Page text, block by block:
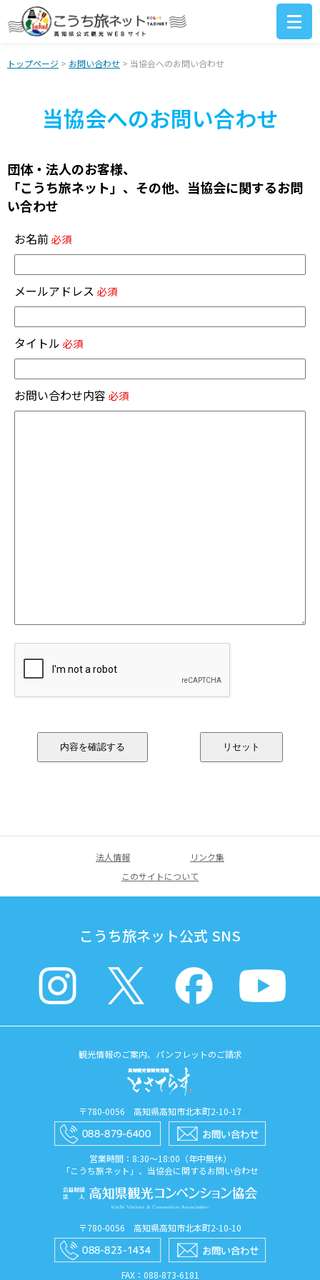
トップページ > お問い合わせ > 当協会へのお問い合わせ
当協会へのお問い合わせ
団体・法人のお客様、
「こうち旅ネット」、その他、当協会に関するお問
い合わせ
お名前必須
メールアドレス 必須
タイトル 必須
お問い合わせ内容 必須
法人情報
リンク集
このサイトについて
こうち旅ネット公式 SNS
観光情報のご案内、パンフレットのご請求
〒780-0056 高知県高知市北本町2-10-17
営業時間：8:30〜18:00（年中無休）
「こうち旅ネット」、当協会に関するお問い合わせ
〒780-0056 高知県高知市北本町2-10-10
FAX：088​-873​-6181